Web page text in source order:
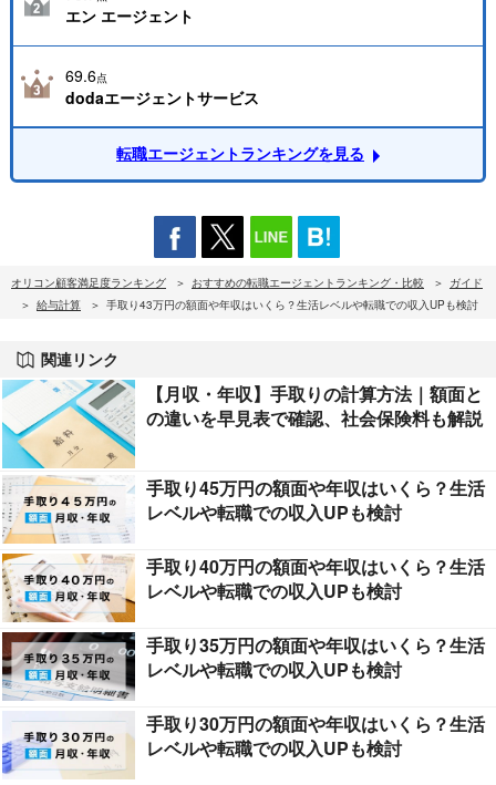
エン エージェント
69.6点
dodaエージェントサービス
転職エージェントランキングを見る
オリコン顧客満足度ランキング おすすめの転職エージェントランキング・比較
ガイド
給与計算
手取り43万円の額面や年収はいくら？生活レベルや転職での収入UPも検討
関連リンク
【月収・年収】手取りの計算方法｜額面と
の違いを早見表で確認、社会保険料も解説
手取り45万円の額面や年収はいくら？生活
レベルや転職での収入UPも検討
手取り40万円の額面や年収はいくら？生活
レベルや転職での収入UPも検討
手取り35万円の額面や年収はいくら？生活
レベルや転職での収入UPも検討
手取り30万円の額面や年収はいくら？生活
レベルや転職での収入UPも検討